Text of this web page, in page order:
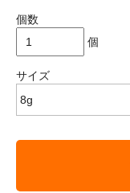
個数
個
サイズ